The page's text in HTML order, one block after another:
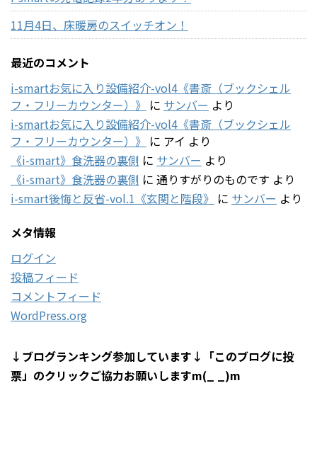
11月4日、床暖房のスイッチオン！
最近のコメント
i-smartお気に入り設備紹介-vol4《書斎（ブックシェル
フ・フリーカウンター）》 に サンバー より
i-smartお気に入り設備紹介-vol4《書斎（ブックシェル
フ・フリーカウンター）》 に アイ より
《i-smart》食洗器の裏側 に サンバー より
《i-smart》食洗器の裏側 に 通りすがりのものです より
i-smart後悔と反省-vol.1《玄関と階段》 に サンバー より
メタ情報
ログイン
投稿フィード
コメントフィード
WordPress.org
↓ブログランキング参加しています↓「このブログに投
票」のクリックご協力お願いしますm(_ _)m